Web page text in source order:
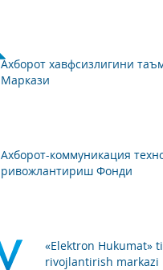
Ахборот хавфсизлигини
Маркази
Ахборот-коммуникация
ривожлантириш Фонди
«Elektron Hukumat»
rivojlantirish markazi